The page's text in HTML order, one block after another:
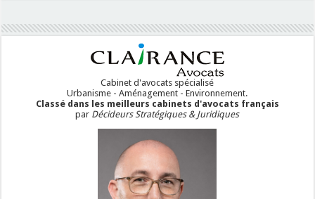
Cabinet d'avocats spécialisé
Urbanisme - Aménagement - Environnement.
Classé dans les meilleurs cabinets d'avocats français
par Décideurs Stratégiques & Juridiques